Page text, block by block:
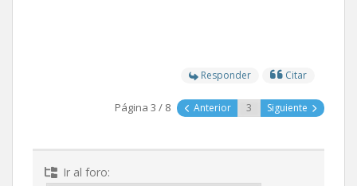
Responder Citar
Página 3 / 8 Anterior Siguiente
Ir al foro: